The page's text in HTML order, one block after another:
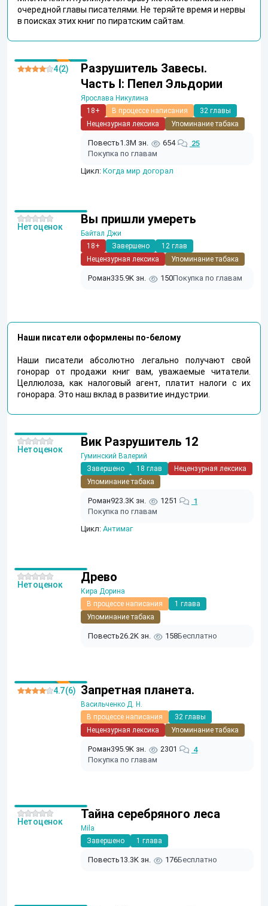
очередной главы писателями. Не теряйте время и нервы
в поисках этих книг по пиратским сайтам.
Разрушитель Завесы.
Часть I: Пепел Эльдории
Ярослава Никулина
18+
В процессе написания
32 главы
Нецензурная лексика
Упоминание табака
Повесть1.3M зн. 654
25
Покупка по главам
Цикл: Когда мир догорал
4 (2)
Вы пришли умереть
Байтал Джи
18+
Завершено
12 глав
Нецензурная лексика
Упоминание табака
Роман335.9K зн. 150Покупка по главам
Нет оценок
Наши писатели оформлены по-белому
Наши писатели абсолютно легально получают свой
гонорар от продажи книг вам, уважаемые читатели.
Целлюлоза, как налоговый агент, платит налоги с их
гонорара. Это наш вклад в развитие индустрии.
Вик Разрушитель 12
Гуминский Валерий
Завершено
18 глав
Нецензурная лексика
Упоминание табака
Роман923.3K зн. 1251
1
Покупка по главам
Цикл: Антимаг
Нет оценок
Древо
Кира Дорина
В процессе написания
1 глава
Упоминание табака
Повесть26.2K зн. 158Бесплатно
Нет оценок
Запретная планета.
Васильченко Д. Н.
В процессе написания
32 главы
Нецензурная лексика
Упоминание табака
Роман395.9K зн. 2301
4
Покупка по главам
4.7 (6)
Тайна серебряного леса
Mila
Завершено
1 глава
Повесть13.3K зн. 176Бесплатно
Нет оценок